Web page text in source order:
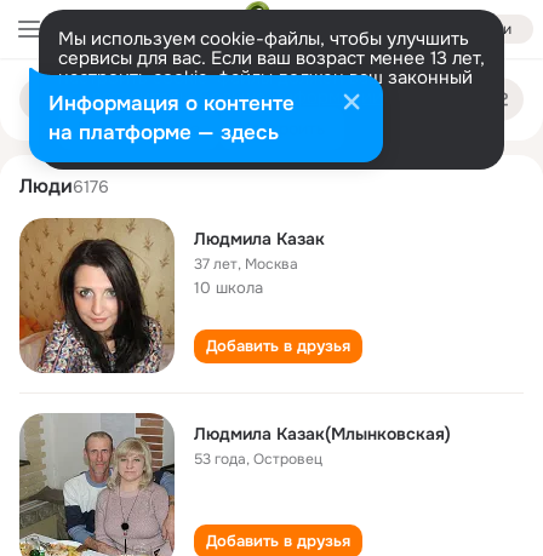
Войти
Мы используем cookie-файлы, чтобы улучшить
сервисы для вас. Если ваш возраст менее 13 лет,
настроить cookie-файлы должен ваш законный
представитель. Больше информации
Разрешить все Настроить
Поиск
людям
lyudmila kazak
Люди6176
Людмила Казак
37 лет, Москва
10 школа
Добавить в друзья
Людмила Казак(Млынковская)
53 года,Островец
Добавить в друзья
Информация о контенте
на платформе — здесь